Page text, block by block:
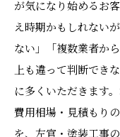
が気になり始めるお
え時期かもしれない
ない」「複数業者か
上も違って判断でき
に多くいただきます
費用相場・見積もり
を、左官・塗装工事